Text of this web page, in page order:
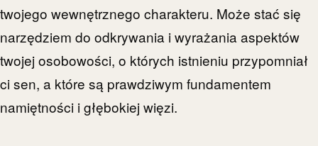
twojego wewnętrznego charakteru. Może stać się
narzędziem do odkrywania i wyrażania aspektów
twojej osobowości, o których istnieniu przypomniał
ci sen, a które są prawdziwym fundamentem
namiętności i głębokiej więzi.